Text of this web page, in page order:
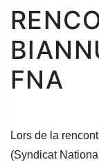
FNA
Lors de la
(Syndicat